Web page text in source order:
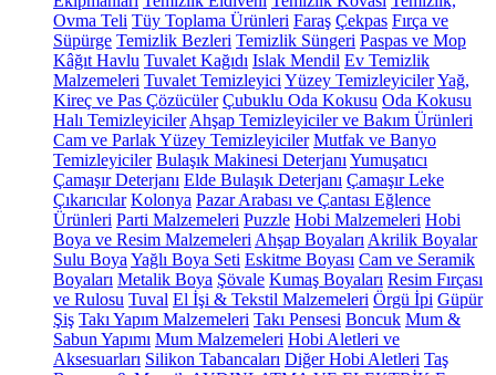
Ovma Teli Tüy Toplama Ürünleri Faraş Çekpas Fırça ve
Süpürge Temizlik Bezleri Temizlik Süngeri Paspas ve Mop
Kâğıt Havlu Tuvalet Kağıdı Islak Mendil Ev Temizlik
Malzemeleri Tuvalet Temizleyici Yüzey TemizleyicilerYağ,
Kireç ve Pas Çözücüler Çubuklu Oda Kokusu Oda Kokusu
Halı Temizleyiciler Ahşap Temizleyiciler ve Bakım Ürünleri
Cam ve Parlak Yüzey Temizleyiciler Mutfak ve Banyo
Temizleyiciler Bulaşık Makinesi Deterjanı Yumuşatıcı
Çamaşır Deterjanı Elde Bulaşık Deterjanı Çamaşır Leke
Çıkarıcılar Kolonya Pazar Arabası ve Çantası Eğlence
Ürünleri Parti Malzemeleri Puzzle Hobi Malzemeleri Hobi
Boya ve Resim Malzemeleri Ahşap Boyaları Akrilik Boyalar
Sulu Boya Yağlı Boya Seti Eskitme Boyası Cam ve Seramik
Boyaları Metalik Boya Şövale Kumaş Boyaları Resim Fırçası
ve Rulosu Tuval El İşi & Tekstil Malzemeleri Örgü İpi Güpür
Şiş Takı Yapım Malzemeleri Takı Pensesi Boncuk Mum &
Sabun Yapımı Mum Malzemeleri Hobi Aletleri ve
Aksesuarları Silikon Tabancaları Diğer Hobi Aletleri Taş